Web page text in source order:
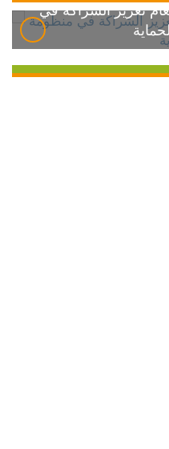
تعزيز الشراكة في